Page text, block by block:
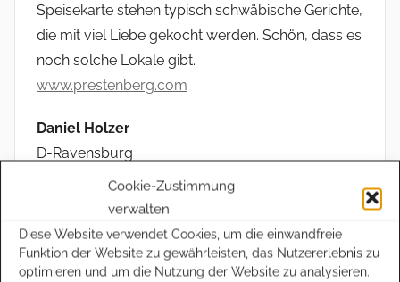
Cookie-Zustimmung
verwalten
Diese Website verwendet Cookies, um die einwandfreie
Funktion der Website zu gewährleisten, das Nutzererlebnis zu
optimieren und um die Nutzung der Website zu analysieren.
Speisekarte stehen typisch schwäbische Gerichte,
die mit viel Liebe gekocht werden. Schön, dass es
noch solche Lokale gibt.
www.prestenberg.com
Daniel Holzer
D-Ravensburg
www.daniel-holzer.de
D-Vogt (Landkreis Ravensburg)
www.kinderarztpraxis-kirchner.de